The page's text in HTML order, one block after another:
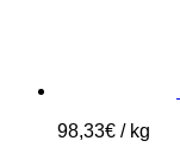
98,33€ / kg